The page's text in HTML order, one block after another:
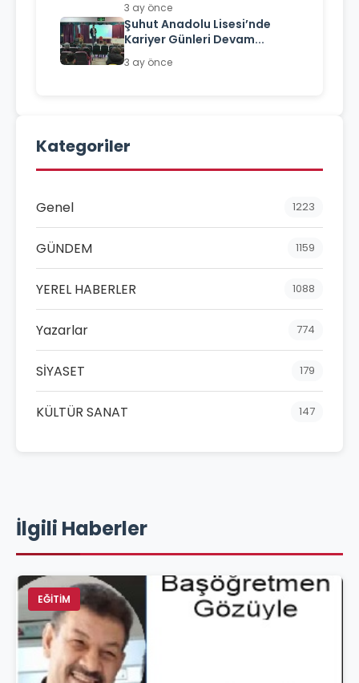
3 ay önce
Şuhut Anadolu Lisesi’nde
Kariyer Günleri Devam...
3 ay önce
Kategoriler
Genel 1223
GÜNDEM 1159
YEREL HABERLER 1088
Yazarlar 774
SİYASET 179
KÜLTÜR SANAT 147
İlgili Haberler
EĞİTİM